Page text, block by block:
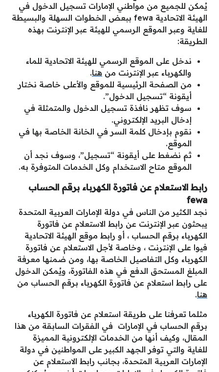
يُمكن للجميع من مواطني الإمارات تسجيل الدخول في
الهيئة الاتحادية fewa ببعض الخطوات السهلة والبسيطة
للغاية وعبر الموقع الرسمي للهيئة عبر الإنترنت بهذه
الطريقة:
ندخل على الموقع الرسمي للهيئة الاتحادية للماء
والكهرباء عبر الإنترنت من هنا.
من الصفحة الرئيسية للموقع والأعلى خاصة نختار
أيقونة “تسجيل الدخول”.
سوف تظهر نافذة تسجيل الدخول والمتمثلة في
إدخال البريد الإلكتروني.
نقوم بإدخال كلمة السر في الخانة الخاصة بها في
الموقع.
ثم نضغط على أيقونة “تسجيل”، وسوف نجد أن
الموقع متاح الاستخدام وكل الخدمات المتوفرة به.
رابط الاستعلام عن فاتورة الكهرباء برقم الحساب
fewa
نجد الكثير من الناس في دولة الإمارات العربية المتحدة
يبحثون عبر الإنترنت عن رابط الاستعلام عن فاتورة
الكهرباء برقم الحساب ، أو رابط موقع الهيئة الاتحادية
فيوا على الإنترنت ، وخاصة لأجل الاستعلام عن فاتورة
الكهرباء وكل التفاصيل الخاصة بها، ومن ضمنها معرفة
المبلغ المستحق الدفع في هذه الفاتورة، ويُمكن الدخول
على رابط استعلام عن فاتورة الكهرباء برقم الحساب من
هنا.
مثلما تعرفنا على طريقة استعلام عن فاتورة الكهرباء
برقم الحساب في الإمارات في الفقرات السابقة من هذا
المقال، وكيف أنها من الخدمات الإلكترونية المميزة
للغاية والتي توفر الجهد الكبير على المواطنين في دولة
الإمارات العربية المتحدة، بجانب رابط الاستعلام عن